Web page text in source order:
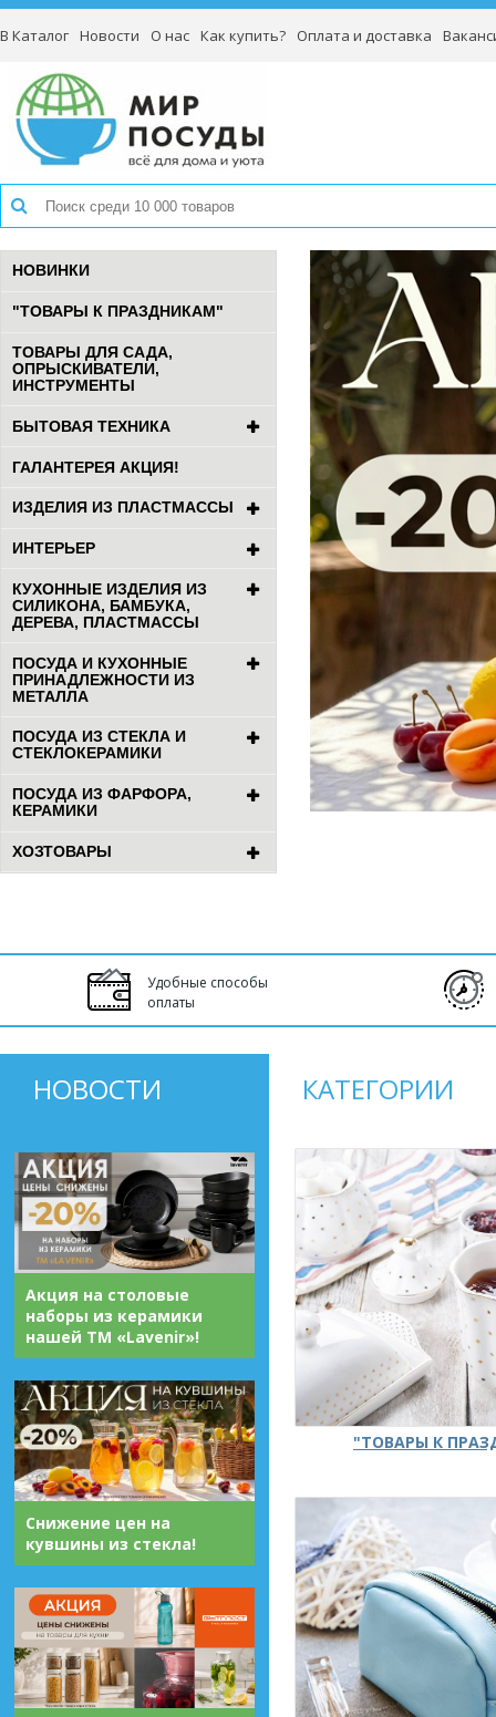
В Каталог Новости О нас Как купить? Оплата и доставка
НОВИНКИ
"ТОВАРЫ К ПРАЗДНИКАМ"
ТОВАРЫ ДЛЯ САДА,
ОПРЫСКИВАТЕЛИ,
ИНСТРУМЕНТЫ
БЫТОВАЯ ТЕХНИКА
ГАЛАНТЕРЕЯ АКЦИЯ!
ИЗДЕЛИЯ ИЗ ПЛАСТМАССЫ
ИНТЕРЬЕР
КУХОННЫЕ ИЗДЕЛИЯ ИЗ
СИЛИКОНА, БАМБУКА,
ДЕРЕВА, ПЛАСТМАССЫ
ПОСУДА И КУХОННЫЕ
ПРИНАДЛЕЖНОСТИ ИЗ
МЕТАЛЛА
ПОСУДА ИЗ СТЕКЛА И
СТЕКЛОКЕРАМИКИ
ПОСУДА ИЗ ФАРФОРА,
КЕРАМИКИ
ХОЗТОВАРЫ
Удобные способы
оплаты
НОВОСТИ
Акция на столовые
наборы из керамики
нашей ТМ «Lavenir»!
Снижение цен на
кувшины из стекла!
КАТЕГОРИИ
"ТОВАРЫ К